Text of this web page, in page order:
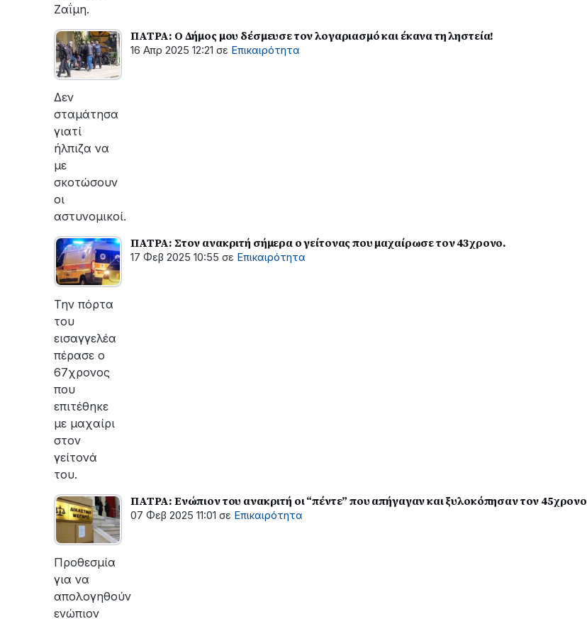
Ζαΐμη.
ΠΑΤΡΑ: Ο Δήμος μου δέσμευσε τον λογαριασμό και έκανα τη ληστεία!
16 Απρ 2025 12:21 σε Επικαιρότητα
Δεν
σταμάτησα
γιατί
ήλπιζα να
με
σκοτώσουν
οι
αστυνομικοί.
ΠΑΤΡΑ: Στον ανακριτή σήμερα ο γείτονας που μαχαίρωσε τον 43χρονο.
17 Φεβ 2025 10:55 σε Επικαιρότητα
Την πόρτα
του
εισαγγελέα
πέρασε ο
67χρονος
που
επιτέθηκε
με μαχαίρι
στον
γείτονά
του.
ΠΑΤΡΑ: Ενώπιον του ανακριτή οι “πέντε” που απήγαγαν και ξυλοκόπησαν τον 45χρονο
07 Φεβ 2025 11:01 σε Επικαιρότητα
Προθεσμία
για να
απολογηθούν
ενώπιον